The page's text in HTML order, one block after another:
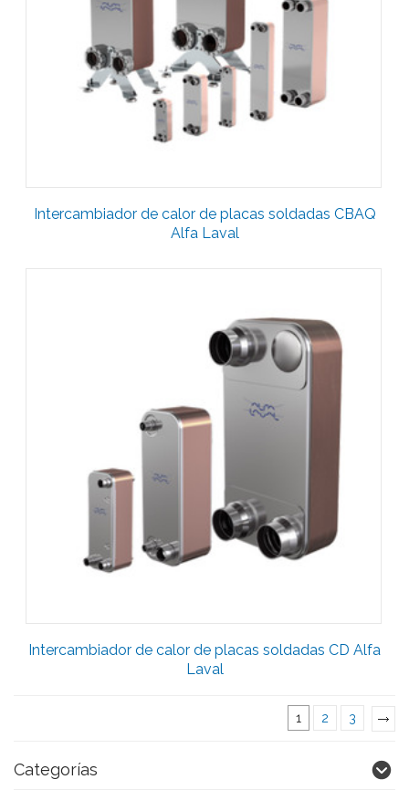
Intercambiador de calor de placas soldadas CBAQ
Alfa Laval
Intercambiador de calor de placas soldadas CD Alfa
Laval
1 2 3
»
Categorías